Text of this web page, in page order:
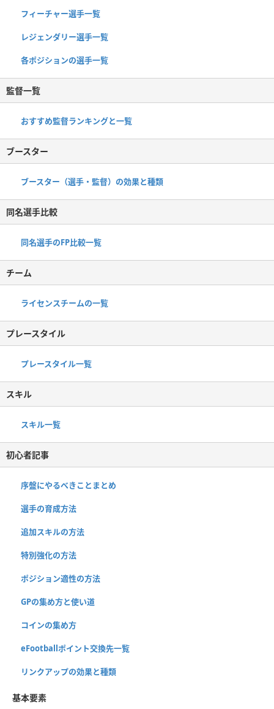
フィーチャー選手一覧
レジェンダリー選手一覧
各ポジションの選手一覧
監督一覧
おすすめ監督ランキングと一覧
ブースター
ブースター（選手・監督）の効果と種類
同名選手比較
同名選手のFP比較一覧
チーム
ライセンスチームの一覧
プレースタイル
プレースタイル一覧
スキル
スキル一覧
初心者記事
序盤にやるべきことまとめ
選手の育成方法
追加スキルの方法
特別強化の方法
ポジション適性の方法
GPの集め方と使い道
コインの集め方
eFootballポイント交換先一覧
リンクアップの効果と種類
基本要素